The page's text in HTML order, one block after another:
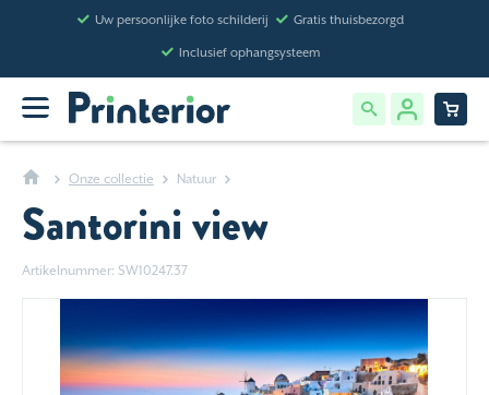
Uw persoonlijke foto schilderij Gratis thuisbezorgd
Inclusief ophangsysteem
Onze collectie Natuur
Santorini view
Artikelnummer: SW10247.37